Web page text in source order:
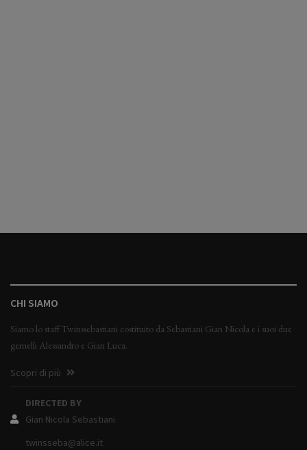
CHI SIAMO
Siamo lo staff Twinssebastiani costituito da Sebastiani Gian Nicola e i suoi due
gemelli Alessandro e Gian Luca.
Scopri di più
DIRECTED BY
Gian Nicola Sebastiani
twinsseba@alice.it